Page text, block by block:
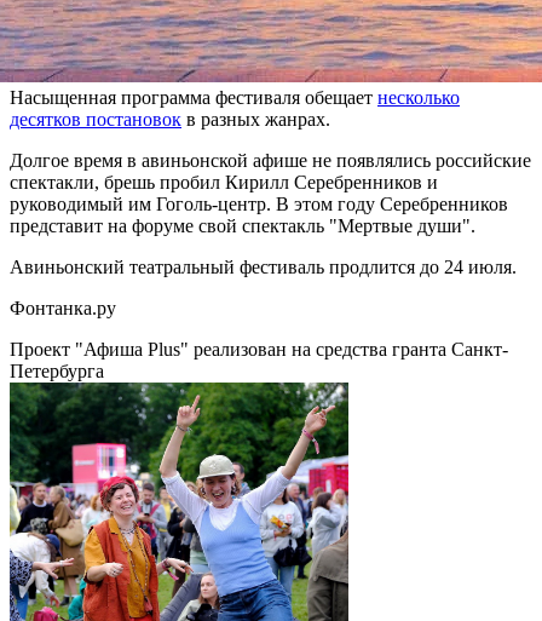
В этом году фестиваль откроется спектаклем "Проклятые",
который в "Комеди Франсез" поставил бельгиец Иво ван Хове
– по фильму Лукино Висконти "Гибель богов".
Насыщенная программа фестиваля обещает несколько
десятков постановок в разных жанрах.
Долгое время в авиньонской афише не появлялись российские
спектакли, брешь пробил Кирилл Серебренников и
руководимый им Гоголь-центр. В этом году Серебренников
представит на форуме свой спектакль "Мертвые души".
Авиньонский театральный фестиваль продлится до 24 июля.
Фонтанка.ру
Проект "Афиша Plus" реализован на средства гранта Санкт-
Петербурга